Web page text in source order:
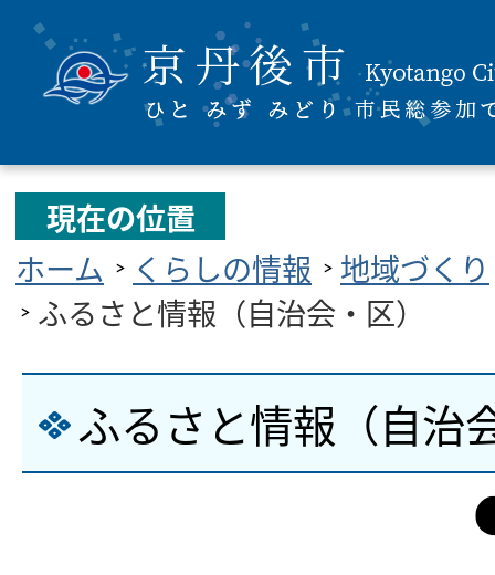
現在の位置
ホーム
くらしの情報
地域づくり
ふるさと情報（自治会・区）
ふるさと情報（自治